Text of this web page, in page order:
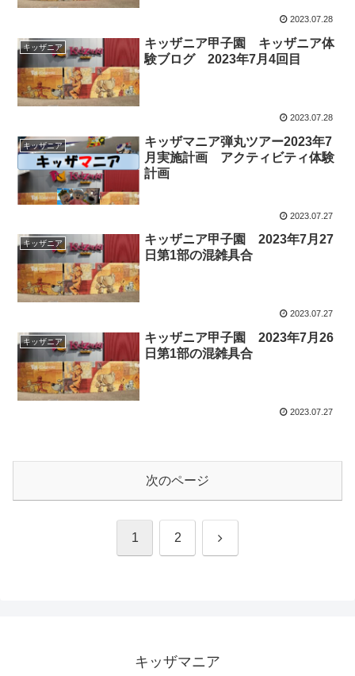
2023.07.28
キッザニア
キッザニア甲子園 キッザニア体
験ブログ 2023年7月4回目
2023.07.28
キッザニア
キッザマニア弾丸ツアー2023年7
月実施計画 アクティビティ体験
計画
2023.07.27
キッザニア
キッザニア甲子園 2023年7月27
日第1部の混雑具合
2023.07.27
キッザニア
キッザニア甲子園 2023年7月26
日第1部の混雑具合
2023.07.27
次のページ
1 2 次
キッザマニア